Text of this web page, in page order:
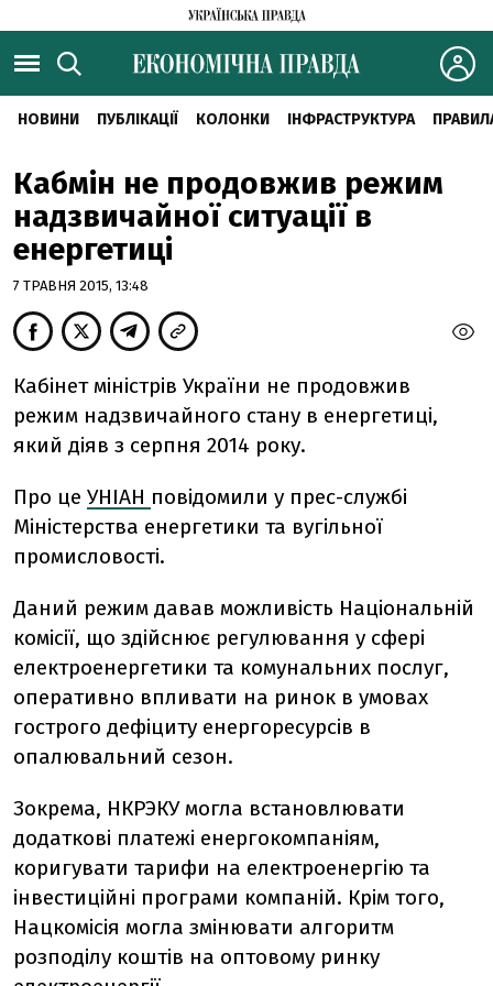
НОВИНИ ПУБЛІКАЦІЇ КОЛОНКИ ІНФРАСТРУКТУРА
Кабмін не продовжив режим
надзвичайної ситуації в
енергетиці
7 ТРАВНЯ 2015, 13:48
Кабінет міністрів України не продовжив
режим надзвичайного стану в енергетиці,
який діяв з серпня 2014 року.
Про це УНІАН повідомили у прес-службі
Міністерства енергетики та вугільної
промисловості.
Даний режим давав можливість Національній
комісії, що здійснює регулювання у сфері
електроенергетики та комунальних послуг,
оперативно впливати на ринок в умовах
гострого дефіциту енергоресурсів в
опалювальний сезон.
Зокрема, НКРЭКУ могла встановлювати
додаткові платежі енергокомпаніям,
коригувати тарифи на електроенергію та
інвестиційні програми компаній. Крім того,
Нацкомісія могла змінювати алгоритм
розподілу коштів на оптовому ринку